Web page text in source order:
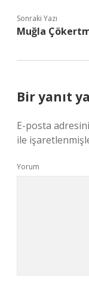
Sonraki Yazı
Muğla
Bir yanıt
E-posta
ile
Yorum